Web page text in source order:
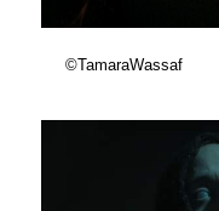
©TamaraWassaf